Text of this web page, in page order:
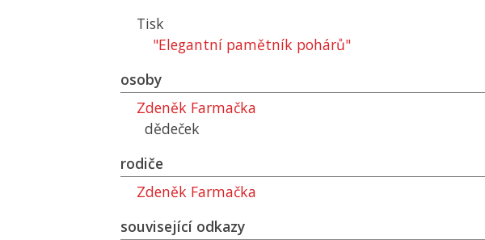
Tisk
"Elegantní pamětník pohárů"
osoby
Zdeněk Farmačka
dědeček
rodiče
Zdeněk Farmačka
související odkazy